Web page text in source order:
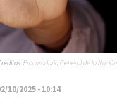
10/2025 - 10:14
Procuraduría General de la Nación